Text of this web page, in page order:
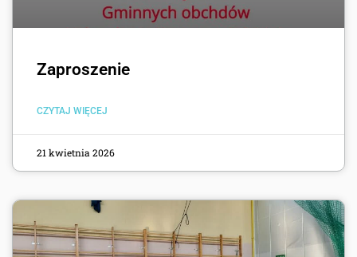
Zaproszenie
CZYTAJ WIĘCEJ
21 kwietnia 2026